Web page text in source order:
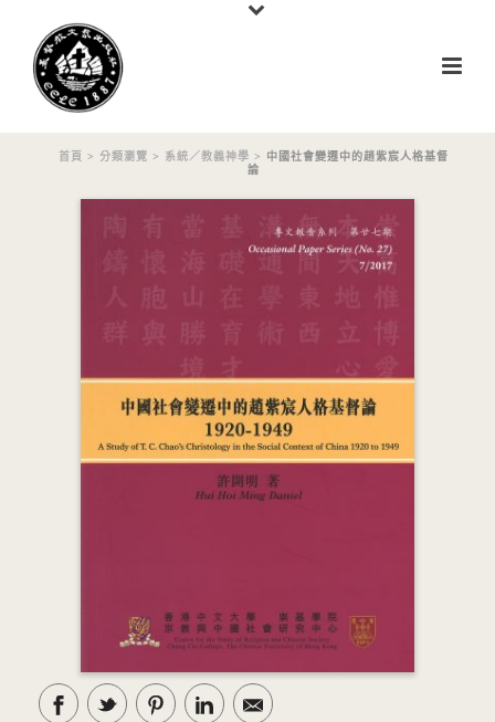
首頁 > 分類瀏覽 > 系統／教義神學 > 中國社會變遷中的趙紫宸人格基督
論